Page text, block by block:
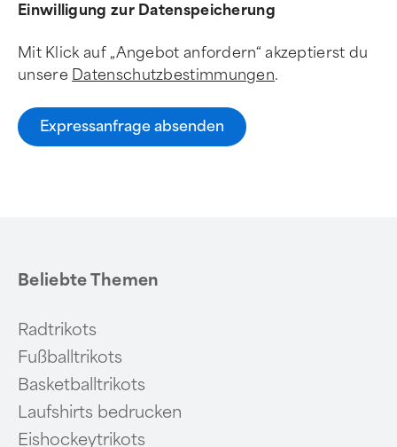
Einwilligung zur Datenspeicherung
Mit Klick auf „Angebot anfordern“ akzeptierst du
unsere Datenschutzbestimmungen.
Expressanfrage absenden
Beliebte Themen
Radtrikots
Fußballtrikots
Basketballtrikots
Laufshirts bedrucken
Eishockeytrikots